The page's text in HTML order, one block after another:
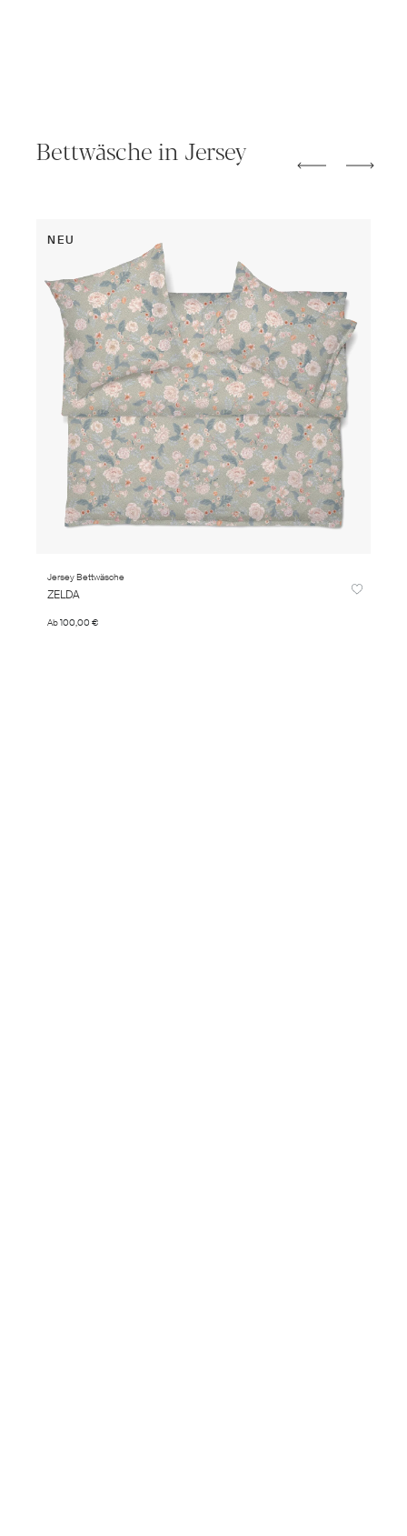
Bettwäsche in Jersey
NEU
Jersey Bettwäsche
ZELDA
Ab100,00 €